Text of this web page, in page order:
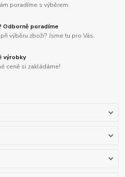
poradíme s výběrem.
Odborně poradíme
výběru zboží? Jsme tu pro Vás.
výrobky
ceně si zakládáme!